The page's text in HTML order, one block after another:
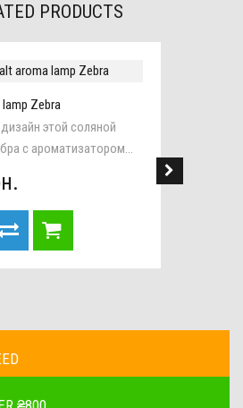
PRODUCTS
Zebra
этой соляной
с ароматизатором...